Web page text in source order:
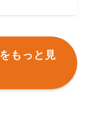
もっと見